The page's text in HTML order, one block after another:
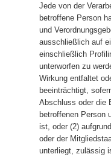
Jede von der
betroffene Person
und
ausschließlich auf
einschließlich
unterworfen zu
Wirkung entfaltet
beeinträchtigt,
Abschluss oder die
betroffenen Person
ist, oder (2)
oder der
unterliegt, zulässig